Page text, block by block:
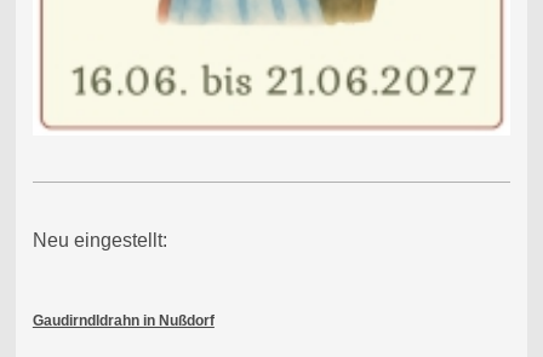
Neu eingestellt:
Gaudirndldrahn in Nußdorf